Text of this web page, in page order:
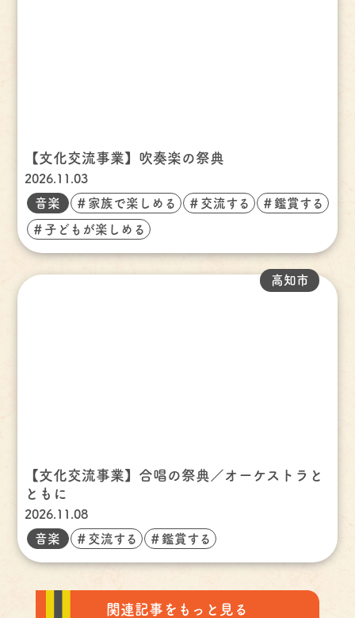
【文化交流事業】吹奏楽の祭典
2026.11.03
音楽 ＃家族で楽しめる ＃交流する ＃鑑賞する
＃子どもが楽しめる
【文化交流事業】合唱の祭典／オーケストラと
ともに
2026.11.08
高知市
音楽 ＃交流する ＃鑑賞する
関連記事をもっと見る